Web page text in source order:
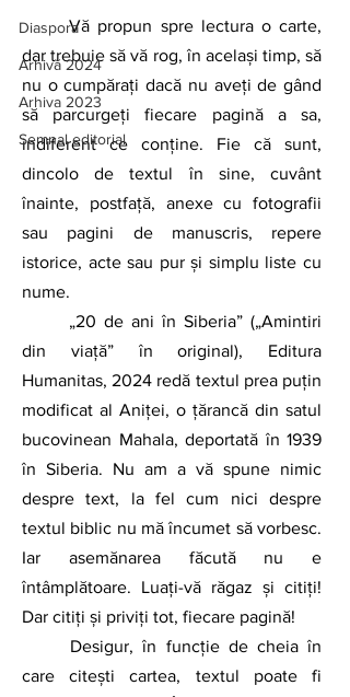
Diaspora
Arhivă 2024
Arhiva 2023
Semnal editorial
	Vă propun spre lectura o carte,
dar trebuie să vă rog, în acelaşi timp, să
nu o cumpăraţi dacă nu aveţi de gând
să parcurgeţi fiecare pagină a sa,
indiferent ce conţine. Fie că sunt,
dincolo de textul în sine, cuvânt
înainte, postfaţă, anexe cu fotografii
sau pagini de manuscris, repere
istorice, acte sau pur şi simplu liste cu
nume.
din viață” în original), Editura
Humanitas, 2024 redă textul prea puțin
modificat al Aniței, o țărancă din satul
bucovinean Mahala, deportată în 1939
în Siberia. Nu am a vă spune nimic
despre text, la fel cum nici despre
textul biblic nu mă încumet să vorbesc.
Iar asemănarea făcută nu e
întâmplătoare. Luaţi-vă răgaz și citiți!
Dar citiți și priviți tot, fiecare pagină!
care citești cartea, textul poate fi